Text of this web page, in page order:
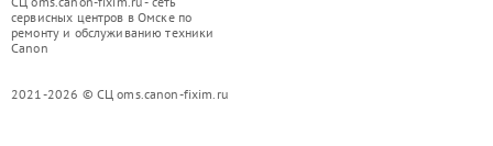
сервисных центров в Омске по
ремонту и обслуживанию техники
Canon
2021-2026 © СЦ oms.canon-fixim.ru